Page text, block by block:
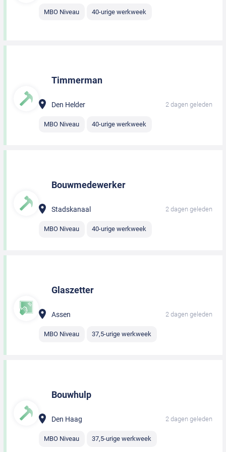
MBO Niveau 40-urige werkweek
Timmerman
Den Helder 2 dagen geleden
MBO Niveau 40-urige werkweek
Bouwmedewerker
Stadskanaal 2 dagen geleden
MBO Niveau 40-urige werkweek
Glaszetter
Assen 2 dagen geleden
MBO Niveau 37,5-urige werkweek
Bouwhulp
Den Haag 2 dagen geleden
MBO Niveau 37,5-urige werkweek